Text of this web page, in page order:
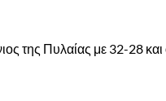
της Πυλαίας με 32-28